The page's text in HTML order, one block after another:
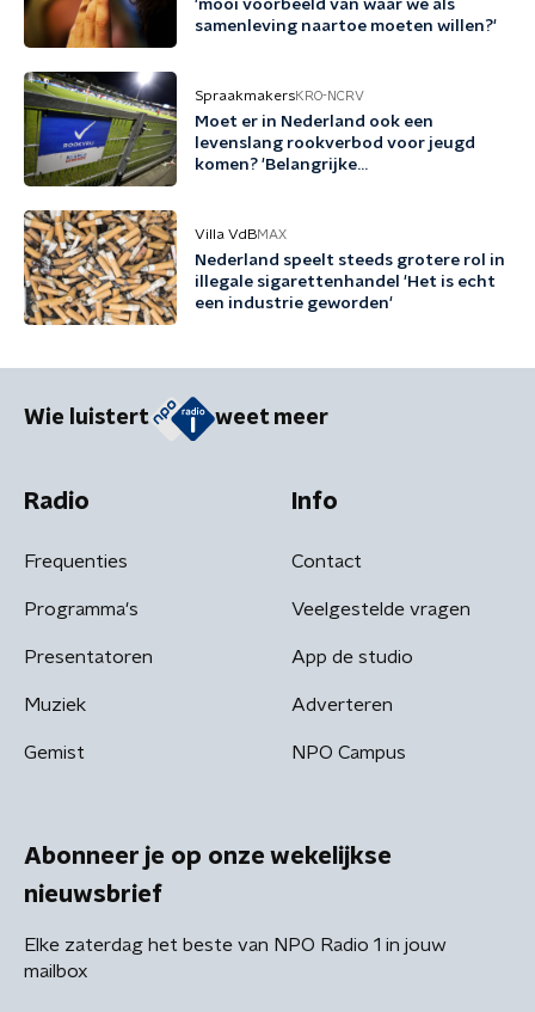
'mooi voorbeeld van waar we als
samenleving naartoe moeten willen?'
SpraakmakersKRO-NCRV
Moet er in Nederland ook een
levenslang rookverbod voor jeugd
komen? 'Belangrijke
Villa VdBMAX
Nederland speelt steeds grotere rol in
illegale sigarettenhandel 'Het is echt
een industrie geworden'
Wie luistert weet meer
Radio
Frequenties
Programma's
Presentatoren
Muziek
Gemist
Info
Contact
Veelgestelde vragen
App de studio
Adverteren
NPO Campus
Abonneer je op onze wekelijkse
nieuwsbrief
Elke zaterdag het beste van NPO Radio 1 in jouw
mailbox